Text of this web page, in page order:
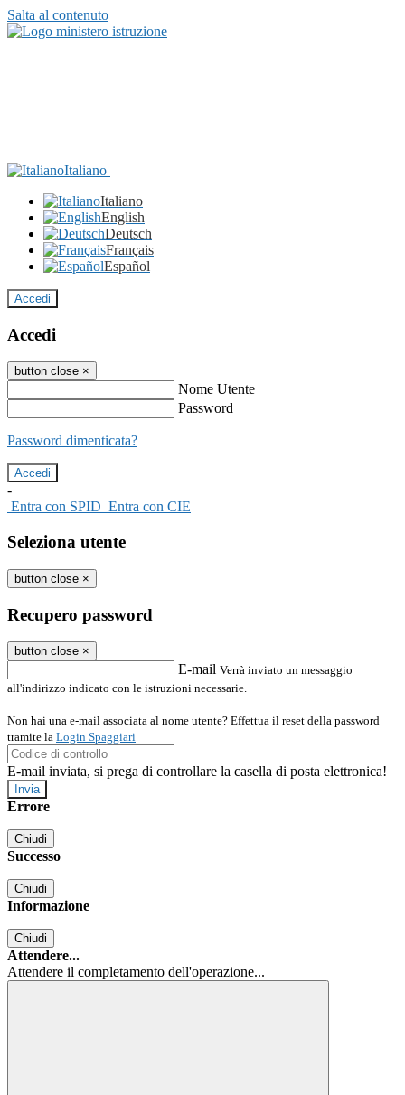
Salta al contenuto
Italiano
Italiano
English
Deutsch
Français
Español
Accedi
Accedi
button close ×
Nome Utente
Password
Password dimenticata?
-
Entra con SPID Entra con CIE
Seleziona utente
button close ×
Recupero password
button close ×
E-mail Verrà inviato un messaggio
all'indirizzo indicato con le istruzioni necessarie.
Non hai una e-mail associata al nome utente? Effettua il reset della password
tramite la Login Spaggiari
E-mail inviata, si prega di controllare la casella di posta elettronica!
Errore
Chiudi
Successo
Chiudi
Informazione
Chiudi
Attendere...
Attendere il completamento dell'operazione...